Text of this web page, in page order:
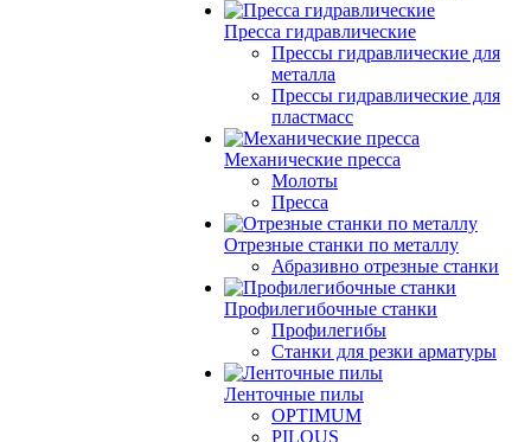
Пресса гидравлические
Прессы гидравлические для
металла
Прессы гидравлические для
пластмасс
Механические пресса
Молоты
Пресса
Отрезные станки по металлу
Абразивно отрезные станки
Профилегибочные станки
Профилегибы
Станки для резки арматуры
Ленточные пилы
OPTIMUM
PILOUS